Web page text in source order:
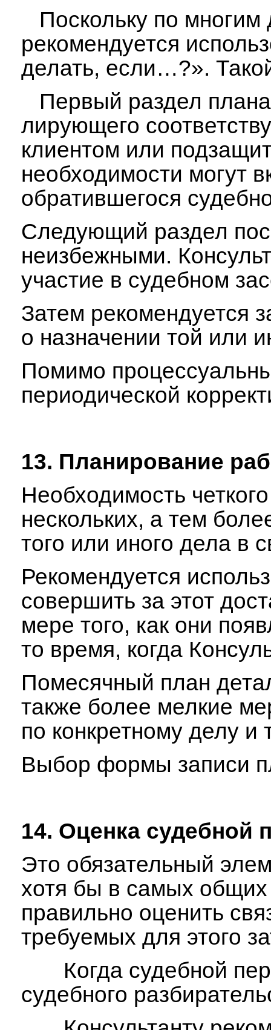
Поскольку по многим
рекомендуется
делать, если…?».
Первый раздел плана
лирующего
клиентом или
необходимости могут
обратившегося
Следующий раздел
неизбежными.
участие в судебном
Затем рекомендуется
о назначении той или
Помимо
периодической
13. Планирование
Необходимость
нескольких, а тем
того или иного дела в
Рекомендуется
совершить за этот
мере того, как они
то время, когда
Помесячный план
также более мелкие
по конкретному делу и
Выбор формы записи
14. Оценка судебной
Это обязательный
хотя бы в самых общих
правильно оценить
требуемых для это­го
Когда судебной
судебного